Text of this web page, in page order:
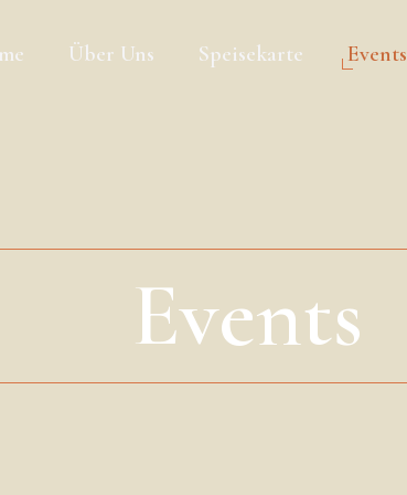
Über Uns Speisekarte Events
Events